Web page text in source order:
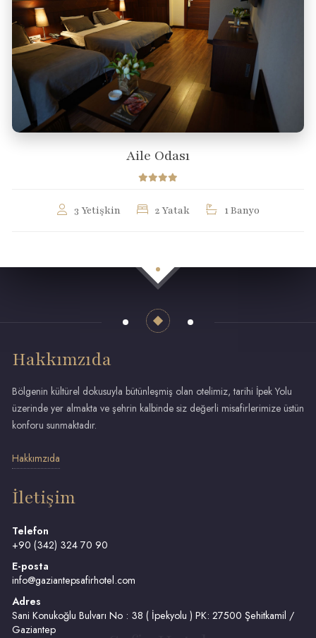
Aile Odası
3 Yetişkin 2 Yatak 1 Banyo
Hakkımzıda
Bölgenin kültürel dokusuyla bütünleşmiş olan otelimiz, tarihi İpek Yolu
üzerinde yer almakta ve şehrin kalbinde siz değerli misafirlerimize üstün
konforu sunmaktadır.
Hakkımzıda
İletişim
Telefon
+90 (342) 324 70 90
E-posta
info@gaziantepsafirhotel.com
Adres
Sani Konukoğlu Bulvarı No : 38 ( İpekyolu ) PK: 27500 Şehitkamil /
Gaziantep